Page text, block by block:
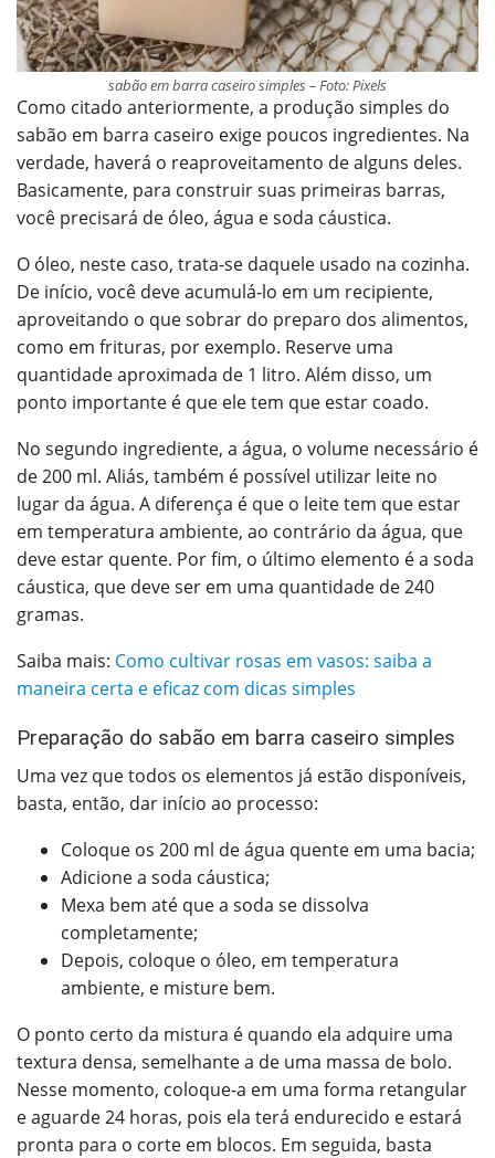
sabão em barra caseiro simples – Foto: Pixels
Como citado anteriormente, a produção simples do
sabão em barra caseiro exige poucos ingredientes. Na
verdade, haverá o reaproveitamento de alguns deles.
Basicamente, para construir suas primeiras barras,
você precisará de óleo, água e soda cáustica.
O óleo, neste caso, trata-se daquele usado na cozinha.
De início, você deve acumulá-lo em um recipiente,
aproveitando o que sobrar do preparo dos alimentos,
como em frituras, por exemplo. Reserve uma
quantidade aproximada de 1 litro. Além disso, um
ponto importante é que ele tem que estar coado.
No segundo ingrediente, a água, o volume necessário é
de 200 ml. Aliás, também é possível utilizar leite no
lugar da água. A diferença é que o leite tem que estar
em temperatura ambiente, ao contrário da água, que
deve estar quente. Por fim, o último elemento é a soda
cáustica, que deve ser em uma quantidade de 240
gramas.
Saiba mais: Como cultivar rosas em vasos: saiba a
maneira certa e eficaz com dicas simples
Preparação do sabão em barra caseiro simples
Uma vez que todos os elementos já estão disponíveis,
basta, então, dar início ao processo:
Coloque os 200 ml de água quente em uma bacia;
Adicione a soda cáustica;
Mexa bem até que a soda se dissolva
completamente;
Depois, coloque o óleo, em temperatura
ambiente, e misture bem.
O ponto certo da mistura é quando ela adquire uma
textura densa, semelhante a de uma massa de bolo.
Nesse momento, coloque-a em uma forma retangular
e aguarde 24 horas, pois ela terá endurecido e estará
pronta para o corte em blocos. Em seguida, basta